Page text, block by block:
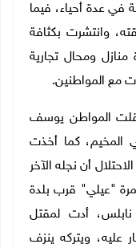
في عدة أحياء، فيما
وانتشرت بكثافة
ومحال تجارية
مع المواطنين.
المواطن يوسف
المخيم، كما أخذت
أن نجله الآخر
"عيلي" قرب بلدة
نابلس، أدت لمقتل
عليه، ويتركه ينزف